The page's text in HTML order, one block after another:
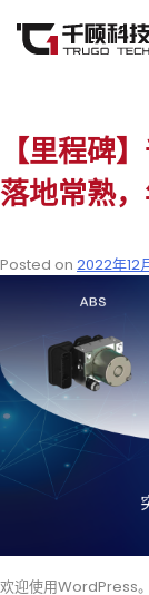
【里程碑
落地常熟
Posted on 2022年12
欢迎使用WordPress